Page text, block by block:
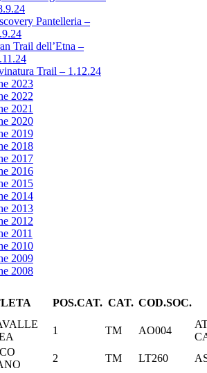
Pantelleria –
Trail dell’Etna –
Trail – 1.12.24
2023
2022
2021
2020
2019
2018
2017
2016
2015
2014
2013
2012
2011
2010
2009
2008
POS.CAT. CAT. COD.SOC.
1 TM AO004
2 TM LT260